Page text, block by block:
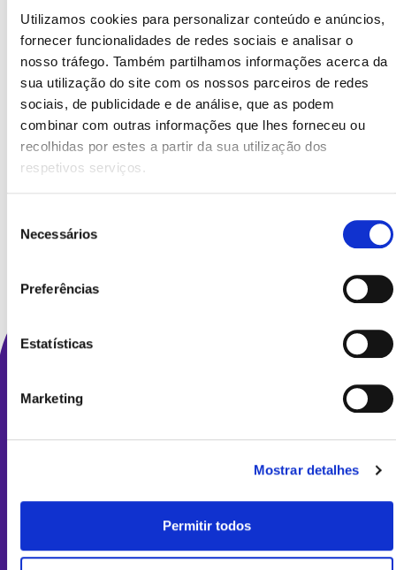
Utilizamos cookies para personalizar conteúdo e anúncios,
fornecer funcionalidades de redes sociais e analisar o
nosso tráfego. Também partilhamos informações acerca da
sua utilização do site com os nossos parceiros de redes
sociais, de publicidade e de análise, que as podem
combinar com outras informações que lhes forneceu ou
recolhidas por estes a partir da sua utilização dos
respetivos serviços.
Necessários
Preferências
Estatísticas
Marketing
Mostrar detalhes
Permitir todos
Vem conhecer o nosso centro de doação de óvulos em
Faro!
sobre doação de
óvulos?
WhatsApp